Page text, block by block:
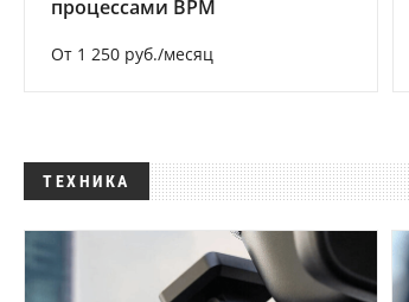
процессами BPM
От 1 250 руб./месяц
ТЕХНИКА